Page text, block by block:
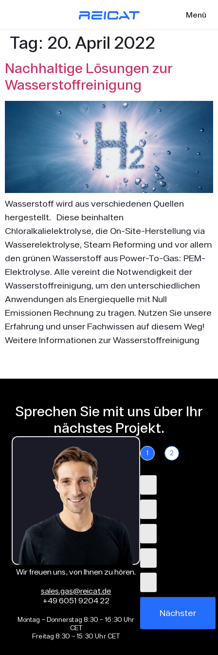
Menü
Tag: 20. April 2022
Nachhaltige Lösungen zur
Wasserstoffreinigung
Wasserstoff wird aus verschiedenen Quellen
hergestellt. Diese beinhalten
Chloralkalielektrolyse, die On-Site-Herstellung via
Wasserelektrolyse, Steam Reforming und vor allem
den grünen Wasserstoff aus Power-To-Gas: PEM-
Elektrolyse. Alle vereint die Notwendigkeit der
Wasserstoffreinigung, um den unterschiedlichen
Anwendungen als Energiequelle mit Null
Emissionen Rechnung zu tragen. Nutzen Sie unsere
Erfahrung und unser Fachwissen auf diesem Weg!
Weitere Informationen zur Wasserstoffreinigung
Sprechen Sie mit uns über Ihr
nächstes Projekt.
Wir freuen uns, von Ihnen zu hören.
sales.gas@reicat.de
+49 6051 9204 22
Montag – Donnerstag 8:30 – 16:30 Uhr
CET
Freitag 8:30 – 15:30 Uhr CET
1 2
Nächster